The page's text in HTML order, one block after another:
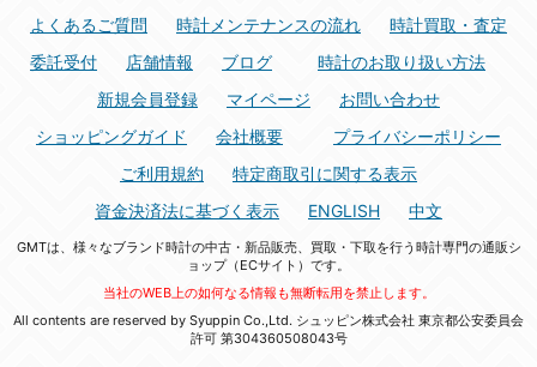
よくあるご質問
時計メンテナンスの流れ
時計買取・査定
委託受付
店舗情報 ブログ
時計のお取り扱い方法
新規会員登録
マイページ
お問い合わせ
ショッピングガイド
会社概要
プライバシーポリシー
ご利用規約
特定商取引に関する表示
資金決済法に基づく表示
ENGLISH 中文
GMTは、様々なブランド時計の中古・新品販売、買取・下取を行う時計専門の通販シ
ョップ（ECサイト）です。
当社のWEB上の如何なる情報も無断転用を禁止します。
All contents are reserved by Syuppin Co.,Ltd. シュッピン株式会社 東京都公安委員会
許可 第304360508043号